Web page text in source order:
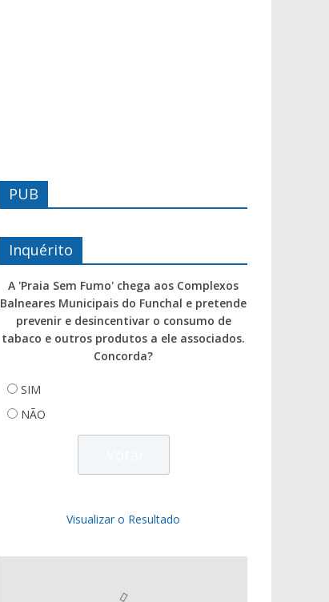
PUB
Inquérito
A 'Praia Sem Fumo' chega aos Complexos
Balneares Municipais do Funchal e pretende
prevenir e desincentivar o consumo de
tabaco e outros produtos a ele associados.
Concorda?
SIM
NÃO
Visualizar o Resultado